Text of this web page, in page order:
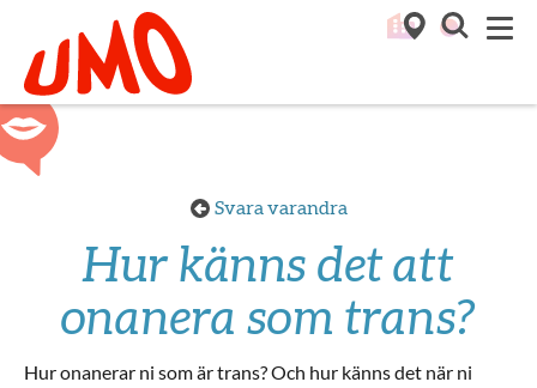
Till startsidan för Umo
Svara varandra
Hur känns det att
onanera som trans?
Hur onanerar ni som är trans? Och hur känns det när ni